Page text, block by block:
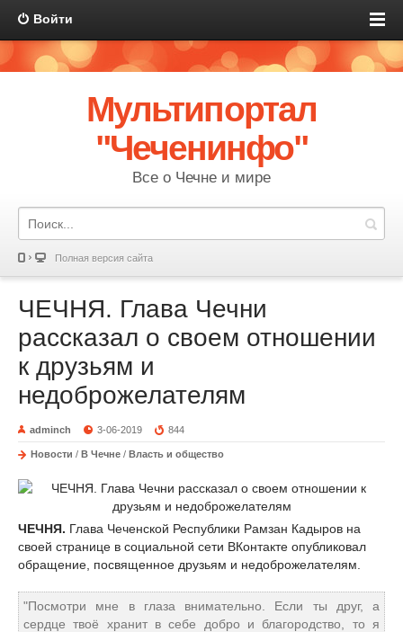
Войти
Мультипортал
"Чеченинфо"
Все о Чечне и мире
Полная версия сайта
ЧЕЧНЯ. Глава Чечни
рассказал о своем отношении
к друзьям и
недоброжелателям
adminch 3-06-2019 844
Новости / В Чечне / Власть и общество
ЧЕЧНЯ. Глава Чеченской Республики Рамзан Кадыров на
своей странице в социальной сети ВКонтакте опубликовал
обращение, посвященное друзьям и недоброжелателям.
"Посмотри мне в глаза внимательно. Если ты друг, а
сердце твоё хранит в себе добро и благородство, то я